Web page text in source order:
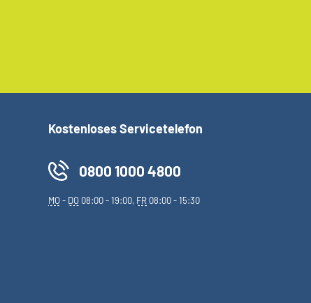
Kostenloses Servicetelefon
0800 1000 4800
MO- DO 08:00 - 19:00, FR 08:00 - 15:30